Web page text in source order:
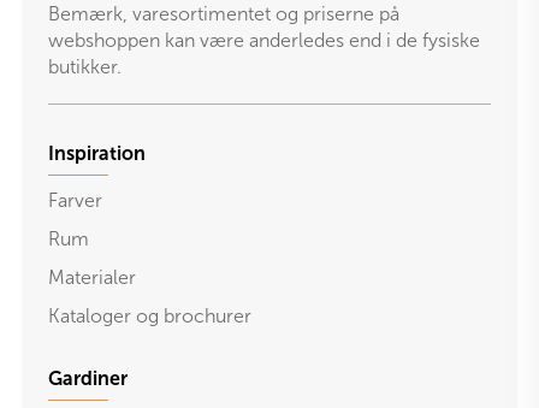
Bemærk, varesortimentet og priserne på
webshoppen kan være anderledes end i de fysiske
butikker.
Inspiration
Farver
Rum
Materialer
Kataloger og brochurer
Gardiner